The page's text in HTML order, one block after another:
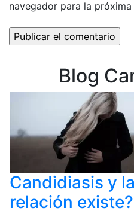
navegador para la
Blog
Candidiasis y
relación existe?